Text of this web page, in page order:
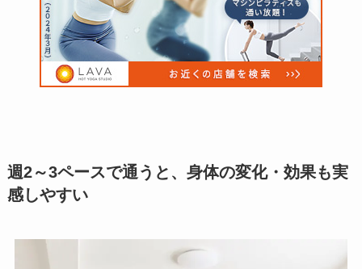
週2～3ペースで通うと、身体の変化・効果も実
感しやすい